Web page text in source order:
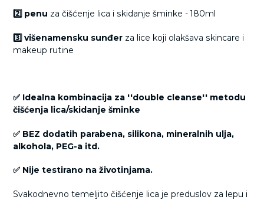
2️⃣ penu za čišćenje lica i skidanje šminke - 180ml
3️⃣ višenamensku sunđer za lice koji olakšava skincare i
makeup rutine
✅ Idealna kombinacija za ''double cleanse'' metodu
čišćenja lica/skidanje šminke
✅ BEZ dodatih parabena, silikona, mineralnih ulja,
alkohola, PEG-a itd.
✅ Nije testirano na životinjama.
Svakodnevno temeljito čišćenje lica je preduslov za lepu i